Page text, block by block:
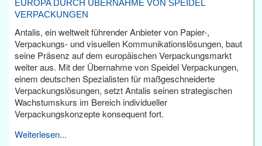
EUROPA DURCH ÜBERNAHME VON SPEIDEL
VERPACKUNGEN
Antalis, ein weltweit führender Anbieter von Papier-,
Verpackungs- und visuellen Kommunikationslösungen, baut
seine Präsenz auf dem europäischen Verpackungsmarkt
weiter aus. Mit der Übernahme von Speidel Verpackungen,
einem deutschen Spezialisten für maßgeschneiderte
Verpackungslösungen, setzt Antalis seinen strategischen
Wachstumskurs im Bereich individueller
Verpackungskonzepte konsequent fort.
Weiterlesen...